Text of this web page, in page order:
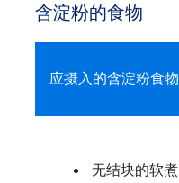
含淀粉的食物
应摄入的含淀粉食物
无结块的软煮